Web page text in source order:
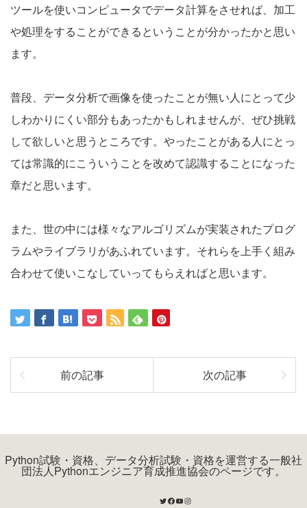
ツールを使いコンピュータでデータ計算をさせれば、加工
や処理をすることができるということが分かったかと思い
ます。
普段、データ分析で画像を使ったことが無い人にとって少
しわかりにくい部分もあったかもしれませんが、ぜひ挑戦
して欲しいと思うところです。やったことがある人にとっ
ては常識的にこういうことを改めて認識することになった
章だと思います。
また、世の中には様々なアルゴリズムが実装されたプログ
ラムやライブラリがあふれています。それらを上手く組み
合わせて使いこなしていってもらえればと思います。
前の記事 次の記事
Python試験・資格、データ分析試験・資格を運営する一般社
団法人Pythonエンジニア育成推進協会のページです。
Twitter
Facebook
YouTube
Instagram